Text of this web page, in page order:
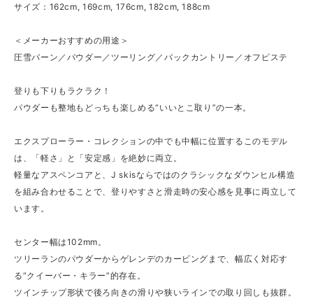
サイズ：162cm, 169cm, 176cm, 182cm, 188cm
＜メーカーおすすめの用途＞
圧雪バーン／パウダー／ツーリング／バックカントリー／オフピステ
登りも下りもラクラク！
パウダーも整地もどっちも楽しめる“いいとこ取り”の一本。
エクスプローラー・コレクションの中でも中幅に位置するこのモデル
は、「軽さ」と「安定感」を絶妙に両立。
軽量なアスペンコアと、J skisならではのクラシックなダウンヒル構造
を組み合わせることで、登りやすさと滑走時の安心感を見事に両立して
います。
センター幅は102mm。
ツリーランのパウダーからゲレンデのカービングまで、幅広く対応す
る“クイーバー・キラー”的存在。
ツインチップ形状で後ろ向きの滑りや狭いラインでの取り回しも抜群。